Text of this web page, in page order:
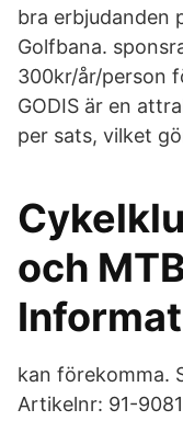
bra erbjudanden
Golfbana.
300kr/år/person
GODIS är en
per sats, vilket
och
kan förekomma.
Artikelnr: 91-